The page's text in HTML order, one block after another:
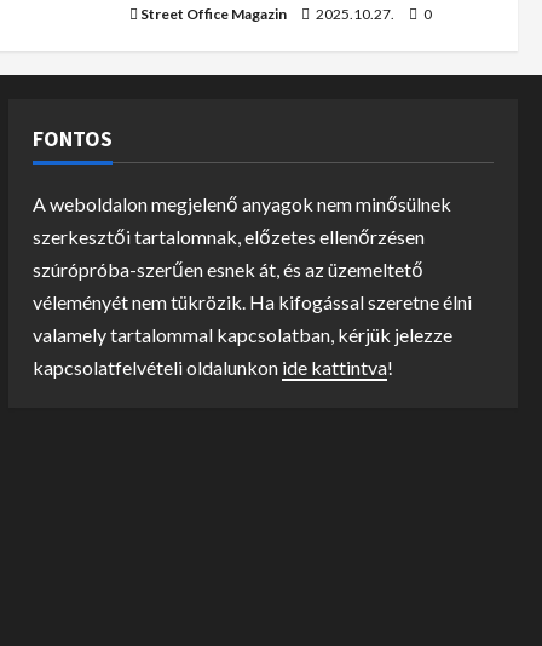
Street Office Magazin 2025.10.27. 0
FONTOS
A weboldalon megjelenő anyagok nem minősülnek
szerkesztői tartalomnak, előzetes ellenőrzésen
szúrópróba-szerűen esnek át, és az üzemeltető
véleményét nem tükrözik. Ha kifogással szeretne élni
valamely tartalommal kapcsolatban, kérjük jelezze
kapcsolatfelvételi oldalunkon ide kattintva!